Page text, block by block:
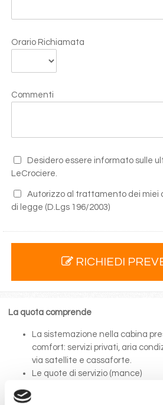
Orario Richiamata
Commenti
Desidero essere informato sulle
LeCrociere.
Autorizzo al trattamento dei miei
di legge (D.Lgs 196/2003)
RICHIEDI
La quota comprende
La sistemazione nella cabina
comfort: servizi privati, aria
via satellite e cassaforte.
Le quote di servizio (mance)
Il trattamento di pensione
pranzo, cena a buffet o nei